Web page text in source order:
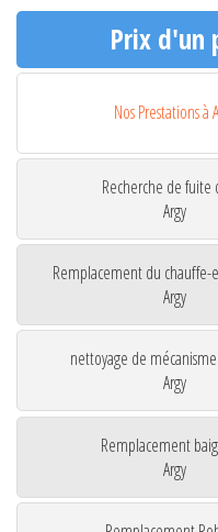
Prix d'un
Nos Prestations à
Recherche de fuite
Argy
Remplacement du chauffe-
Argy
nettoyage de
Argy
Remplacement
Argy